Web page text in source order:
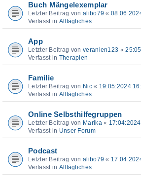
Buch Mängelexemplar
Letzter Beitrag von alibo79 «
Verfasst in Alltägliches
App
Letzter Beitrag von veranien123 «
Verfasst in Therapien
Familie
Letzter Beitrag von Nic« 19:05:2024
Verfasst in Alltägliches
Online Selbsthilfegruppen
Letzter Beitrag von Marika«
Verfasst in Unser Forum
Podcast
Letzter Beitrag von alibo79 «
Verfasst in Alltägliches